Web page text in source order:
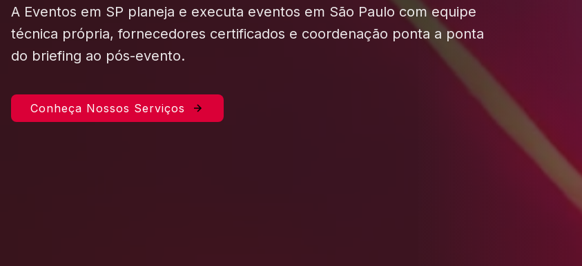
A Eventos em SP planeja e executa eventos em São Paulo com equipe
técnica própria, fornecedores certificados e coordenação ponta a ponta
do briefing ao pós-evento.
Conheça Nossos Serviços